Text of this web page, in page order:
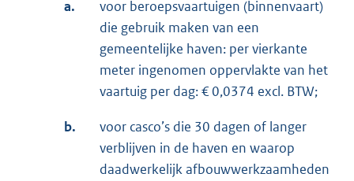
a.
voor beroepsvaartuigen (binnenvaart)
die gebruik maken van een
gemeentelijke haven: per vierkante
meter ingenomen oppervlakte van het
vaartuig per dag: € 0,0374 excl. BTW;
b.
voor casco’s die 30 dagen of langer
verblijven in de haven en waarop
daadwerkelijk afbouwwerkzaamheden